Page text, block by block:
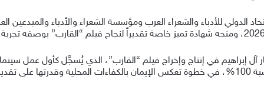
الدولي للأدباء والشعراء العرب ومؤسسة الشعراء والأدباء والمبدعين
آل إبراهيم في إنتاج وإخراج فيلم “القارب”، الذي يُسجَّل كأول عمل